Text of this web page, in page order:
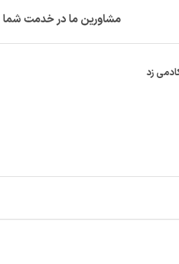
مشاورین ما در خدمت
زد